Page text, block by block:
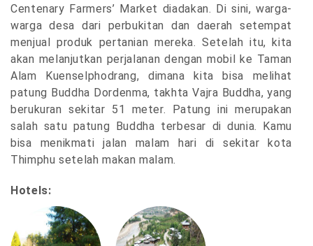
Centenary Farmers’ Market diadakan. Di sini, warga-
warga desa dari perbukitan dan daerah setempat
menjual produk pertanian mereka. Setelah itu, kita
akan melanjutkan perjalanan dengan mobil ke Taman
Alam Kuenselphodrang, dimana kita bisa melihat
patung Buddha Dordenma, takhta Vajra Buddha, yang
berukuran sekitar 51 meter. Patung ini merupakan
salah satu patung Buddha terbesar di dunia. Kamu
bisa menikmati jalan malam hari di sekitar kota
Thimphu setelah makan malam.
Hotels: